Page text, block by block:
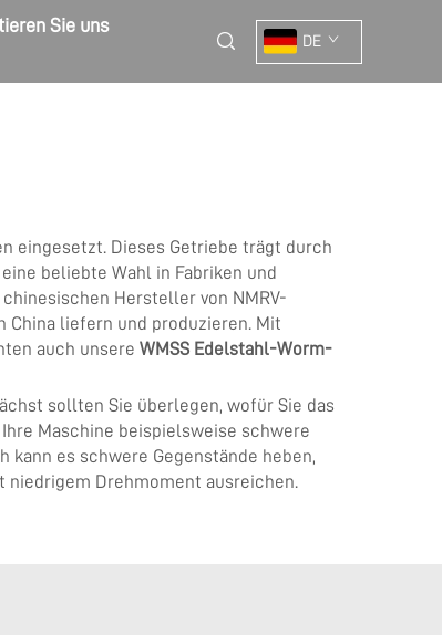
Sie uns
DE
eingesetzt. Dieses Getriebe trägt durch
beliebte Wahl in Fabriken und
Hersteller von NMRV-
China liefern und produzieren. Mit
auch unsere WMSS Edelstahl-Worm-
sollten Sie überlegen, wofür Sie das
Maschine beispielsweise schwere
es schwere Gegenstände heben,
niedrigem Drehmoment ausreichen.